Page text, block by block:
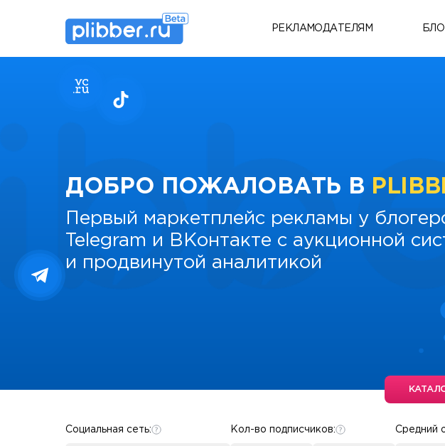
РЕКЛАМОДАТЕЛЯМ
ДОБРО ПОЖАЛОВАТЬ В
Первый маркетплейс рекламы у
Telegram и ВКонтакте с аукционной
и продвинутой аналитикой
Социальная сеть: Кол-во подписчиков: Средний